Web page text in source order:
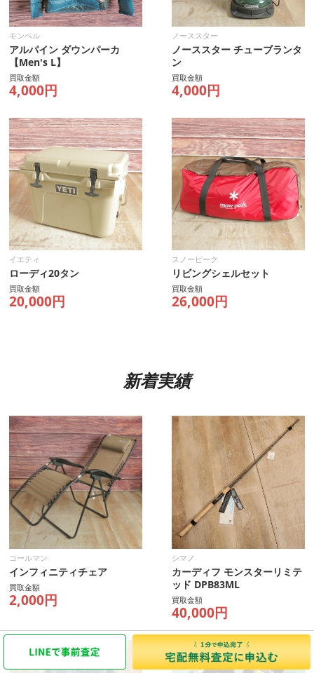
モンベル
アルパイン ダウンパーカ
【Men's L】
買取金額
4,000円
ノーススター
ノーススター チューブランタ
ン
買取金額
4,000円
イエティ
ローディ20タン
買取金額
20,000円
スノーピーク
リビングシェルセット
買取金額
26,000円
新着実績
コールマン
インフィニティチェア
買取金額
2,000円
シマノ
カーディフ モンスターリミテ
ッド DPB83ML
買取金額
40,000円